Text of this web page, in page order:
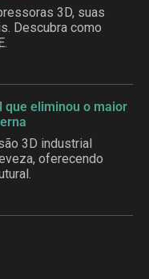
3D, suas
Descubra como
que eliminou o maior
3D industrial
oferecendo